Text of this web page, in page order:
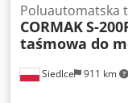
Siedlce 911 km
Poluautomatska
CORMAKS-
taśmowa do